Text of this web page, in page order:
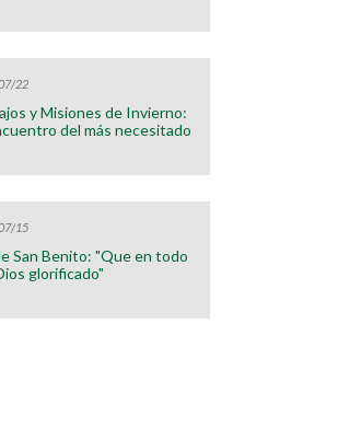
22
y Misiones de Invierno:
del más necesitado
15
San Benito: "Que en todo
glorificado"